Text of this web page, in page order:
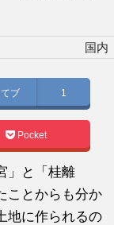
国内
ブ 1
Pocket
」と「桂離
ことからも分か
地に作られるの